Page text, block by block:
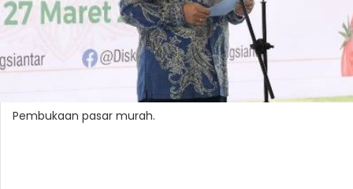
Pembukaan pasar murah.